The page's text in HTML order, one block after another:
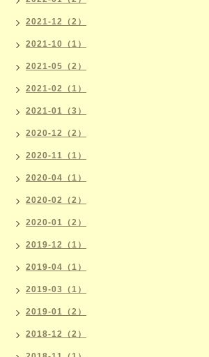
2021-12（2）
2021-10（1）
2021-05（2）
2021-02（1）
2021-01（3）
2020-12（2）
2020-11（1）
2020-04（1）
2020-02（2）
2020-01（2）
2019-12（1）
2019-04（1）
2019-03（1）
2019-01（2）
2018-12（2）